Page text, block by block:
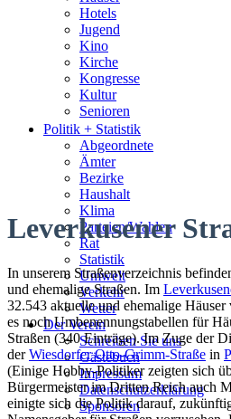
Hotels
Jugend
Kino
Kirche
Kongresse
Kultur
Senioren
Stadtführer
Straßen
Politik + Statistik
Abgeordnete
Ämter
Bezirke
Haushalt
Klima
Parteien/Wahlen
Rat
Statistik
Umwelt
Verkehr
Wetter
Der Verein
Schreiben Sie uns
Gästebuch
Impressum
Datenschutzerklärung
Sponsoren
Leverkusener
In unserem Straßenverzeichnis
und ehemalige Straßen. Im
32.543 aktuelle und ehemalige
es noch Umbenennungstabellen für
Straßen (340 Einträge). Im Zuge der
derWiesdorfer Otto-Grimm-Straße in
(Einige Hobby-Politiker zeigten sich
Bürgermeister im Dritten Reich auch
einigte sich die Politik darauf,